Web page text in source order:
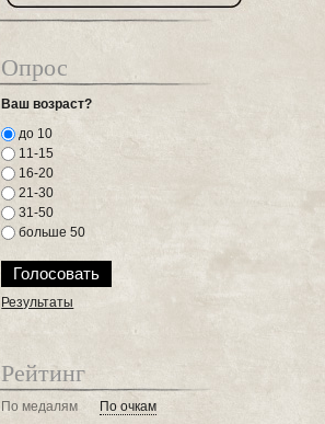
Опрос
Ваш возраст?
до 10
11-15
16-20
21-30
31-50
больше 50
Результаты
Рейтинг
По медалям По очкам